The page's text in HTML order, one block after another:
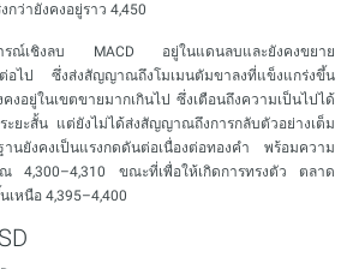
ว่ายังคงอยู่ราว 4,450
ารณ์เชิงลบ MACD อยู่ในแดนลบและยังคงขยาย
ไป ซึ่งส่งสัญญาณถึงโมเมนตัมขาลงที่แข็งแกร่งขึ้น
งอยู่ในเขตขายมากเกินไป ซึ่งเตือนถึงความเป็นไปได้
ะยะสั้น แต่ยังไม่ได้ส่งสัญญาณถึงการกลับตัวอย่างเต็ม
ยังคงเป็นแรงกดดันต่อเนื่องต่อทองคำ พร้อมความ
ณ 4,300–4,310 ขณะที่เพื่อให้เกิดการทรงตัว ตลาด
หนือ 4,395–4,400